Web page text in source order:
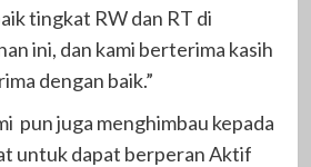
tingkat RW dan RT di
ini, dan kami berterima kasih
dengan baik.”
pun juga menghimbau kepada
untuk dapat berperan Aktif